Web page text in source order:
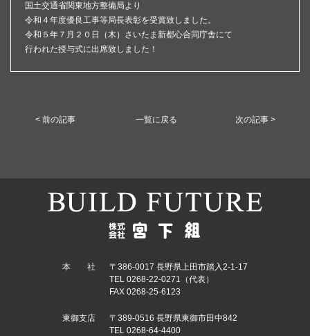
国土交通省関東地方整備局より
令和４年度優良工事等局長表彰を受賞致しました。
令和５年７月２０日（木）さいたま新都心合同庁舎にて
行われた授与式に出席致しました！
< 前の記事 一覧に戻る 次の記事 >
本 社
〒386-0017 長野県上田市踏入2-1-17
TEL 0268-22-0271（代表）
FAX 0268-25-6123
東御支店
〒389-0516 長野県東御市田中842
TEL 0268-64-4400